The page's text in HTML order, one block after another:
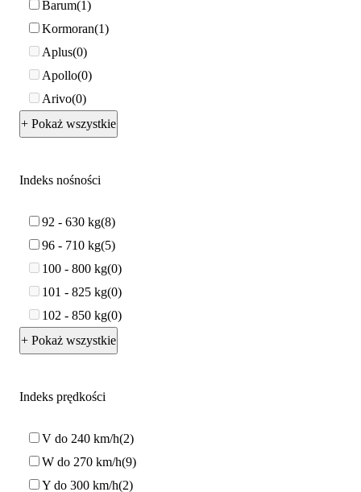
Barum 1
Kormoran 1
Aplus 0
Apollo 0
Arivo 0
+ Pokaż wszystkie
Indeks nośności
92 - 630 kg 8
96 - 710 kg 5
100 - 800 kg 0
101 - 825 kg 0
102 - 850 kg 0
+ Pokaż wszystkie
Indeks prędkości
V do 240 km/h 2
W do 270 km/h 9
Y do 300 km/h 2